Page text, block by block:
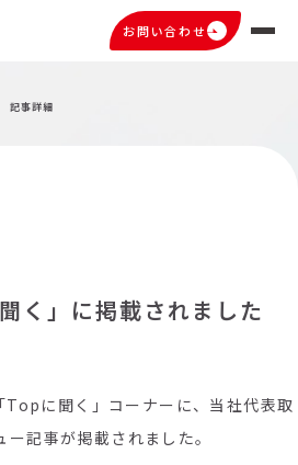
お問い合わせ
記事詳細
く」に掲載されました
に聞く」コーナーに、当社代表取
記事が掲載されました。